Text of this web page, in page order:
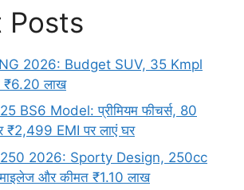
Posts
2026: Budget SUV, 35 Kmpl
₹6.20 लाख
BS6 Model: प्रीमियम फीचर्स, 80
EMI पर लाएं घर
2026: Sporty Design, 250cc
और कीमत ₹1.10 लाख